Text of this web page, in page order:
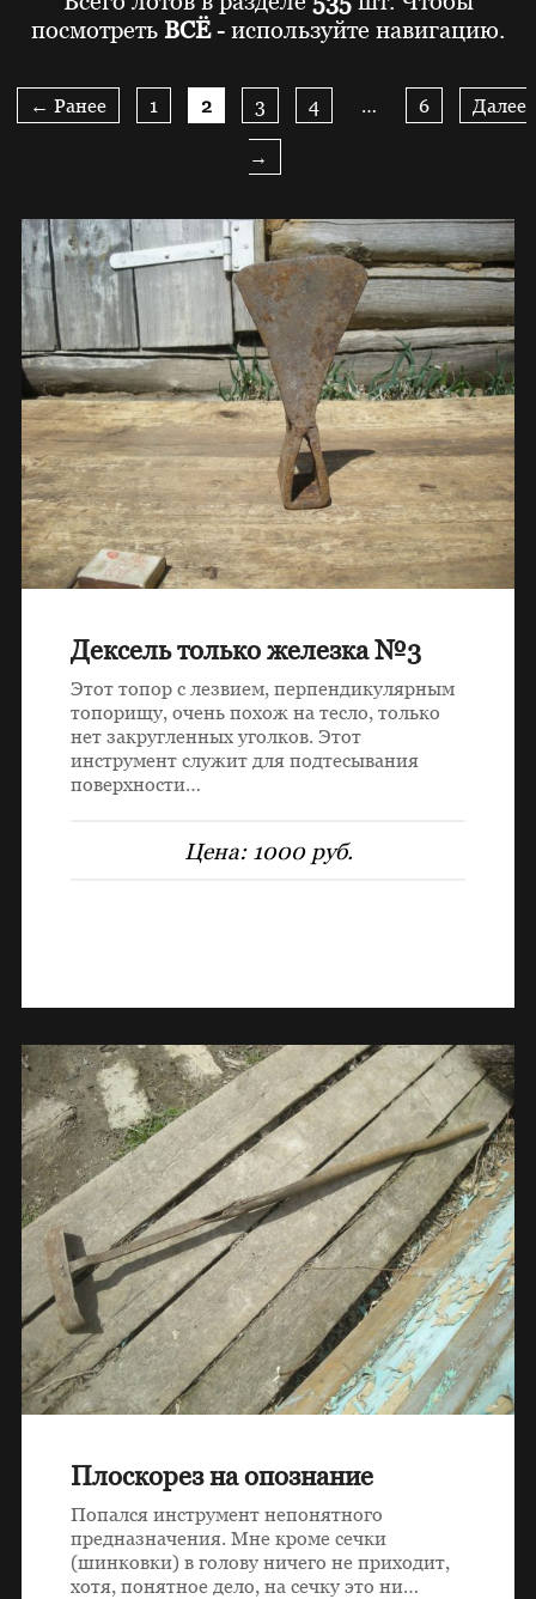
посмотреть ВСЁ- используйте навигацию.
← Ранее 1 2 3 4 … 6 Далее
→
Дексель только железка №3
Этот топор с лезвием, перпендикулярным
топорищу, очень похож на тесло, только
нет закругленных уголков. Этот
инструмент служит для подтесывания
поверхности…
Цена: 1000 руб.
Плоскорез на опознание
Попался инструмент непонятного
предназначения. Мне кроме сечки
(шинковки) в голову ничего не приходит,
хотя, понятное дело, на сечку это ни…